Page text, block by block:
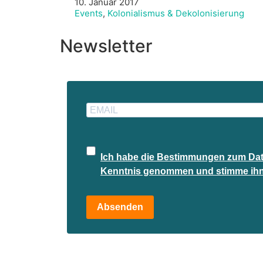
Events, Kolonialismus & Dekolonisierung
Newsletter
Ich habe die Bestimmungen zum
Kenntnis genommen und stimme
Absenden